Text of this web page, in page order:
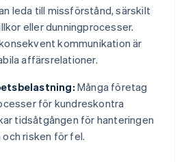
leda till missförstånd, särskilt
eller dunningprocesser.
kommunikation är
affärsrelationer.
Många företag
för kundreskontra
tidsåtgången för hanteringen
risken för fel.